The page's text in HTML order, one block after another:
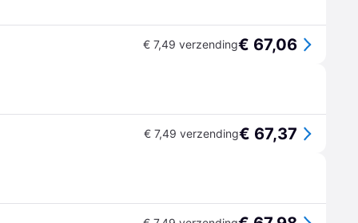
€ 7,49 verzending€ 67,06
€ 7,49 verzending€ 67,37